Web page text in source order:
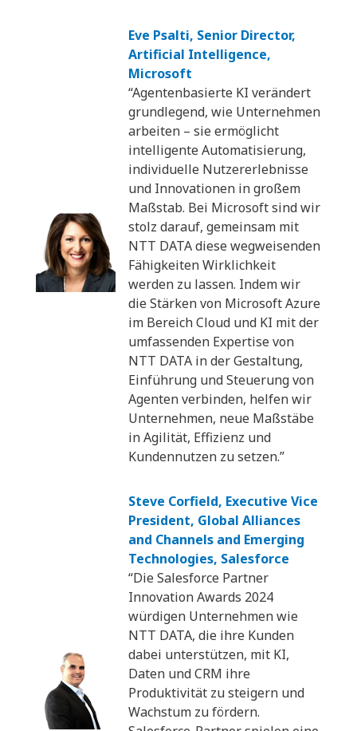
Eve Psalti, Senior Director,
Artificial Intelligence,
Microsoft
“Agentenbasierte KI verändert
grundlegend, wie Unternehmen
arbeiten – sie ermöglicht
intelligente Automatisierung,
individuelle Nutzererlebnisse
und Innovationen in großem
Maßstab. Bei Microsoft sind wir
stolz darauf, gemeinsam mit
NTT DATA diese wegweisenden
Fähigkeiten Wirklichkeit
werden zu lassen. Indem wir
die Stärken von Microsoft Azure
im Bereich Cloud und KI mit der
umfassenden Expertise von
NTT DATA in der Gestaltung,
Einführung und Steuerung von
Agenten verbinden, helfen wir
Unternehmen, neue Maßstäbe
in Agilität, Effizienz und
Kundennutzen zu setzen.”
Steve Corfield, Executive Vice
President, Global Alliances
and Channels and Emerging
Technologies, Salesforce
“Die Salesforce Partner
Innovation Awards 2024
würdigen Unternehmen wie
NTT DATA, die ihre Kunden
dabei unterstützen, mit KI,
Daten und CRM ihre
Produktivität zu steigern und
Wachstum zu fördern.